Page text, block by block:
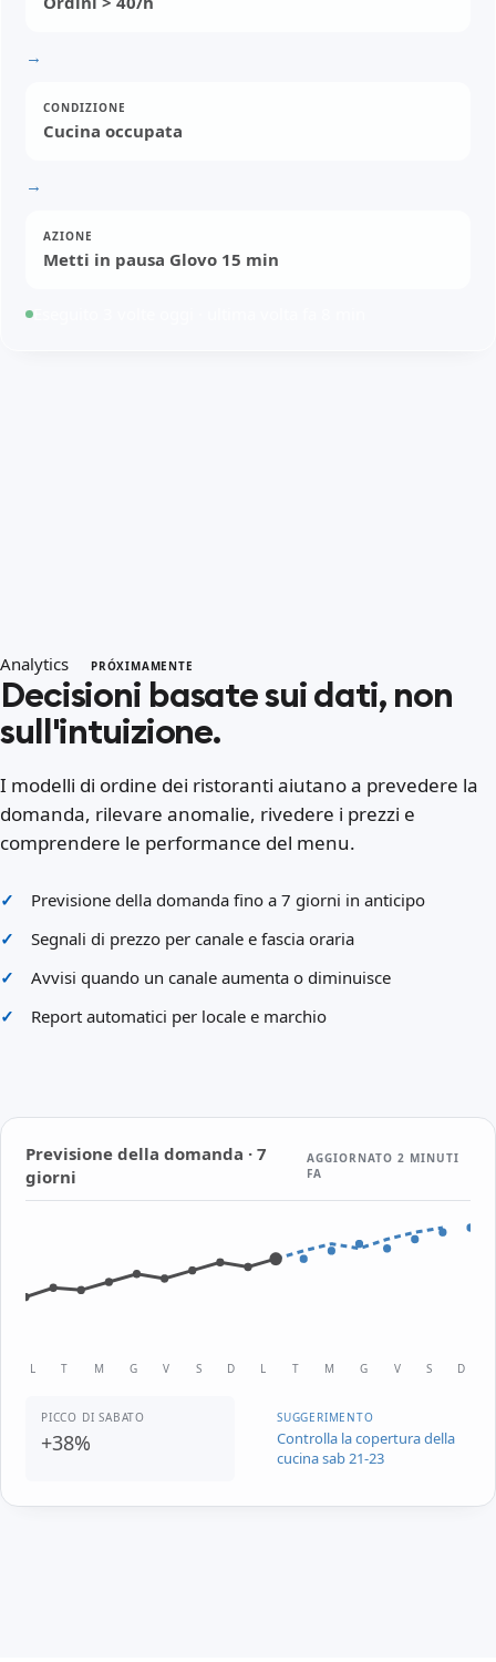
→
CONDIZIONE
Cucina occupata
→
AZIONE
Metti in pausa Glovo 15 min
Analytics PRÓXIMAMENTE
Decisioni basate sui dati, non
sull'intuizione.
I modelli di ordine dei ristoranti aiutano a prevedere la
domanda, rilevare anomalie, rivedere i prezzi e
comprendere le performance del menu.
Previsione della domanda fino a 7 giorni in anticipo
Segnali di prezzo per canale e fascia oraria
Avvisi quando un canale aumenta o diminuisce
Report automatici per locale e marchio
Previsione della domanda · 7
giorni
AGGIORNATO 2 MINUTI
FA
L T M G V S D L T M G V S D
PICCO DI SABATO
+38%
SUGGERIMENTO
Controlla la copertura della
cucina sab 21-23